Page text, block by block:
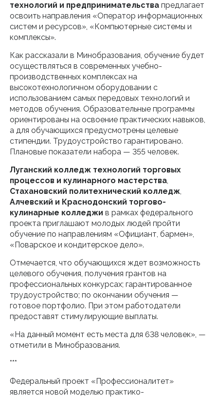
технологий и предпринимательства предлагает
освоить направления «Оператор информационных
систем и ресурсов», «Компьютерные системы и
комплексы».
Как рассказали в Минобразования, обучение будет
осуществляться в современных учебно-
производственных комплексах на
высокотехнологичном оборудовании с
использованием самых передовых технологий и
методов обучения. Образовательные программы
ориентированы на освоение практических навыков,
а для обучающихся предусмотрены целевые
стипендии. Трудоустройство гарантировано.
Плановые показатели набора — 355 человек.
Луганский колледж технологий торговых
процессов и кулинарного мастерства,
Стахановский политехнический колледж,
Алчевский и Краснодонский торгово-
кулинарные колледжи в рамках федерального
проекта приглашают молодых людей пройти
обучение по направлениям «Официант, бармен»,
«Поварское и кондитерское дело».
Отмечается, что обучающихся ждет возможность
целевого обучения, получения грантов на
профессиональных конкурсах; гарантированное
трудоустройство; по окончании обучения —
готовое портфолио. При этом работодатели
предоставят стимулирующие выплаты.
«На данный момент есть места для 638 человек», —
отметили в Минобразования.
***
Федеральный проект «Профессионалитет»
является новой моделью практико-